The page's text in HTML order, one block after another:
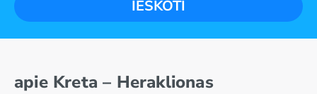
IEŠKOTI
apie Kreta – Heraklionas